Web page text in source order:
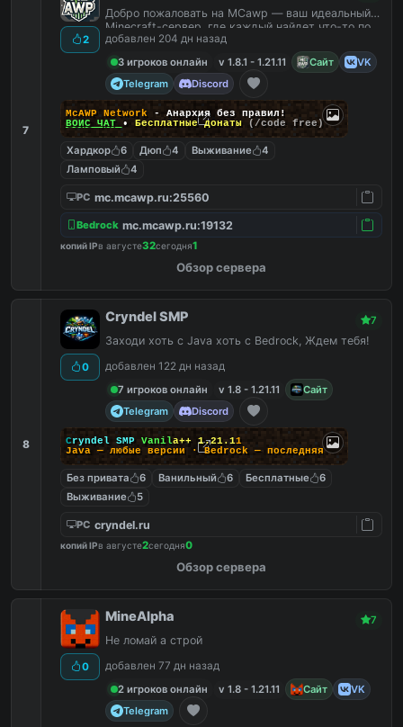
7
2
Добро пожаловать на MCawp — ваш идеальный
Minecraft-сервер, где каждый найдет что-то по
душе!
добавлен 204 дн назад
3 игроков онлайн
v 1.8.1 - 1.21.11 Сайт
VK
Telegram
Discord
McAWP Network
- Анархия без правил!
ВОЙС ЧАТ
• Бесплатные донаты (/code free)
Хардкор 6 Дюп 4 Выживание
4
Ламповый
4
PC mc.mcawp.ru:25560
Bedrock mc.mcawp.ru:19132
копий IPв августе32сегодня1
Обзор сервера
8
0
Cryndel SMP 7
Заходи хоть с Java хоть с Bedrock, Ждем тебя!
добавлен 122 дн назад
7 игроков онлайн
v 1.8 - 1.21.11
Сайт
Telegram
Discord
Cryndel SMP Vanila++ 1.21. 11
Java — любые версии · Bed roc k — последняя
Без привата 6 Ванильный 6 Бесплатные
6
Выживание
5
PC cryndel.ru
копий IPв августе2сегодня0
Обзор сервера
0
MineAlpha 7
Не ломай а строй
добавлен 77 дн назад
2 игроков онлайн
v 1.8 - 1.21.11 Сайт
VK
Telegram